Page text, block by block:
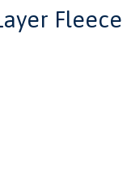
Fleece